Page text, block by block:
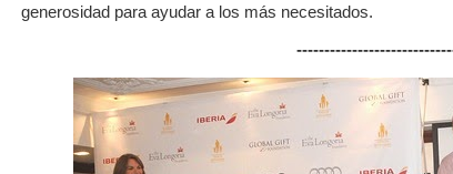
generosidad para ayudar a los más necesitados.